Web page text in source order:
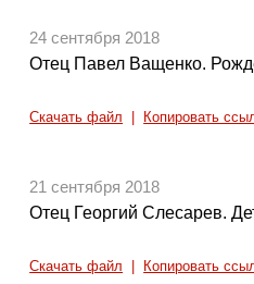
24 сентября 2018
Отец Павел Ващенко.
Скачать файл Копировать
21 сентября 2018
Отец Георгий Слесарев.
Скачать файл Копировать